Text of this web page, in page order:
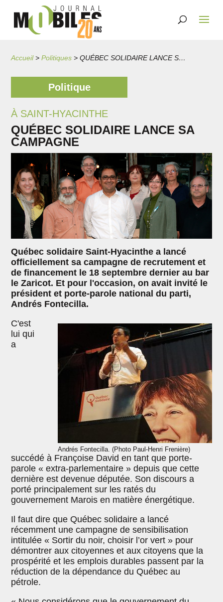
Accueil>Politiques > QUÉBEC SOLIDAIRE LANCE SA CAMPAGNE
Politique
À SAINT-HYACINTHE
QUÉBEC SOLIDAIRE LANCE SA
CAMPAGNE
Québec solidaire Saint-Hyacinthe a lancé
officiellement sa campagne de recrutement et
de financement le 18 septembre dernier au bar
le Zaricot. Et pour l'occasion, on avait invité le
président et porte-parole national du parti,
Andrés Fontecilla.
Andrés Fontecilla. (Photo Paul-Henri Frenière)
C'est
lui qui
a
succédé à Françoise David en tant que porte-
parole « extra-parlementaire » depuis que cette
dernière est devenue députée. Son discours a
porté principalement sur les ratés du
gouvernement Marois en matière énergétique.
Il faut dire que Québec solidaire a lancé
récemment une campagne de sensibilisation
intitulée « Sortir du noir, choisir l’or vert » pour
démontrer aux citoyennes et aux citoyens que la
prospérité et les emplois durables passent par la
réduction de la dépendance du Québec au
pétrole.